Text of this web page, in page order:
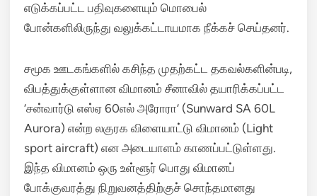
எடுக்கப்பட்ட பதிவுகளையும் மொபைல்
போன்களிலிருந்து வலுக்கட்டாயமாக நீக்கச் செய்தனர்.
சமூக ஊடகங்களில் கசிந்த முதற்கட்ட தகவல்களின்படி,
விபத்துக்குள்ளான விமானம் சீனாவில் தயாரிக்கப்பட்ட
‘சன்வார்டு எஸ்ஏ 60எல் அரோரா’ (Sunward SA 60L
Aurora) என்ற லகுரக விளையாட்டு விமானம் (Light
sport aircraft) என அடையாளம் காணப்பட்டுள்ளது.
இந்த விமானம் ஒரு உள்ளூர் பொது விமானப்
போக்குவரத்து நிறுவனத்திற்குச் சொந்தமானது